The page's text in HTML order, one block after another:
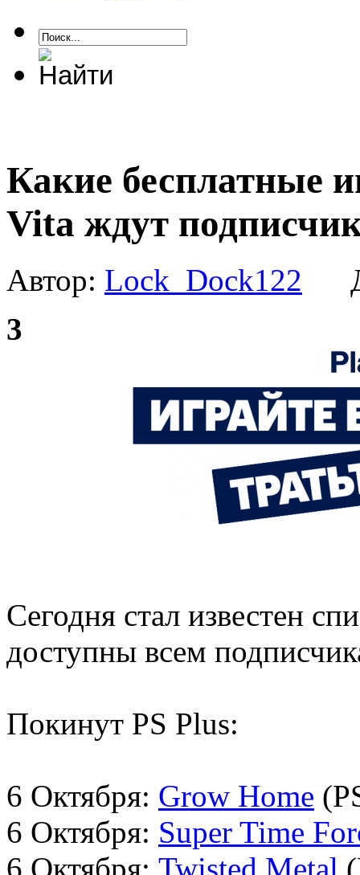
Какие бесплатные
Vita ждут
Автор: Lock_Dock122
3
Сегодня стал известен
доступны всем
Покинут PS Plus:
6 Октября: Grow Home
6 Октября: Super Time